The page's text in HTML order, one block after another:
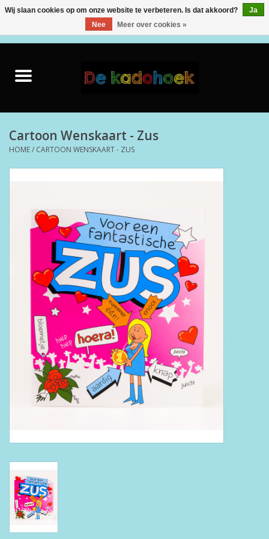
Creatief
Back to School
Puzzels & Spellen
Collectables
Wannahaves
Wens & Postkaarten
Feest
Merken
Cartoon Wenskaart - Zus
HOME/ CARTOON WENSKAART - ZUS
Wij slaan cookies op om onze website te verbeteren. Is dat akkoord?
Ja
Nee
Meer over cookies »